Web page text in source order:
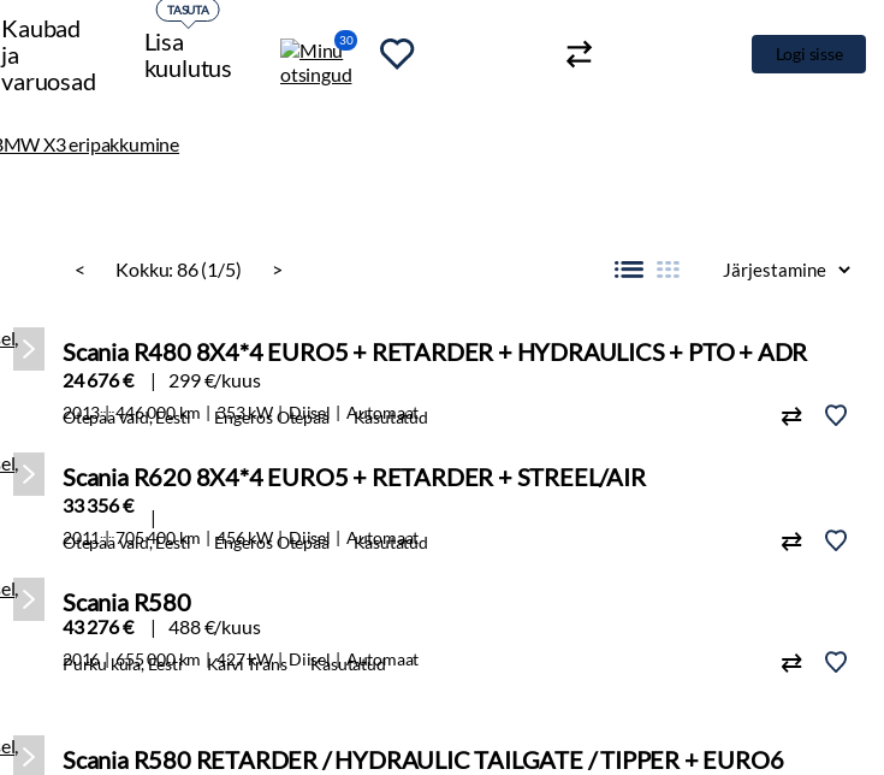
Kaubad
ja
varuosad
Lisa
kuulutus
TASUTA
30
Logi sisse
< Kokku:86 (1/5) >
Scania R480 8X4*4 EURO5 + RETARDER + HYDRAULICS + PTO + ADR
24 676 € 299 €/kuus
2013 446 000 km 353 kW Diisel Automaat
Otepää vald, Eesti Engeros Otepää Kasutatud
Scania R620 8X4*4 EURO5 + RETARDER + STREEL/AIR
33 356 €
2011 705 400 km 456 kW Diisel Automaat
Otepää vald, Eesti Engeros Otepää Kasutatud
Scania R580
43 276 € 488 €/kuus
2016 655 000 km 427 kW Diisel Automaat
Purku küla, Eesti Kaivi Trans Kasutatud
Scania R580 RETARDER / HYDRAULIC TAILGATE / TIPPER + EURO6